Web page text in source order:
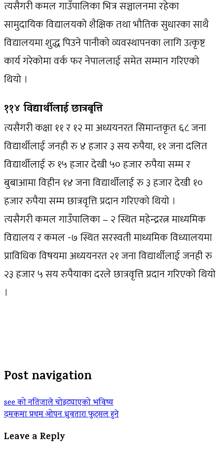
त्यसैगरी कमल गाउँपालिका भित्र सञ्चालनमा रहेका
सामुदायिक विद्यालयको शैक्षिक तथा भौतिक सुधारका साथै
विद्यालयमा शुद्ध पिउने पानीको व्यवस्थापनका लागि उत्कृष्ट
कार्य गरेकोमा वर्क फर नेपाललाई समेत सम्मान गरिएको
थियो ।
११४ विद्यार्थीलाई छात्रबृत्ति
त्यसैगरी कक्षा ११ र १२ मा अध्ययनरत सिमान्तकृत ६८ जना
विद्यार्थीलाई जनही रु ४ हजार ३ सय रुपैया, ११ जना दलित
विद्यार्थीलाई रु १५ हजार देखी ५० हजार रुपैया सम्म र
बुबाआमा विहीन १४ जना विद्यार्थीलाई रु ३ हजार देखी १०
हजार रुपैया सम्म छात्रवृत्ति प्रदान गरिएको थियो ।
त्यसैगरी कमल गाउँपालिका – २ स्थित महेन्द्ररत्न माध्यमिक
विद्यालय र कमल -७ स्थित सरस्वती माध्यमिक विध्यालयमा
प्राविधिक विषयमा अध्ययनरत २१ जना विद्यार्थीलाई जनही रु
२३ हजार ५ सय रुपैयाका दरले छात्रवृत्ति प्रदान गरिएको थियो
।
Post navigation
see को नतिजाले चोइट्याएको भविष्य
दमकमा प्रथम ओपन ध्रुवतारा फुट्सल हुने
Leave a Reply